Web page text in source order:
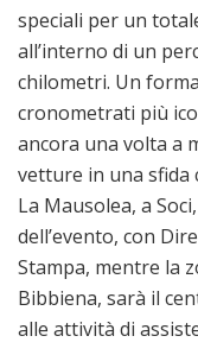
speciali per un
all’interno di un
chilometri. Un
cronometrati più
ancora una volta a
vetture in una sfida
La Mausolea, a
dell’evento, con
Stampa, mentre la
Bibbiena, sarà il
alle attività di